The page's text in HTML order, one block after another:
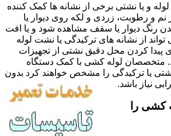
و یا نشتی برخی از نشانه ها کمک کننده
نم و رطوبت، زردی و لکه روی دیوار یا
رنگ دیوار یا سقف مشاهده شود و یا افت
از نشانه های ترکیدگی یا نشت لوله
پیدا کردن محل دقیق نشتی از تجهیزات
متخصصان لوله کشی با کمک دستگاه
یا ترکیدگی را مشخص خواهند کرد بدون
نیاز باشد.
کشی را